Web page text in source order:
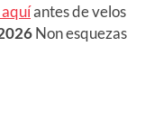
aquíantes de velos
Non esquezas